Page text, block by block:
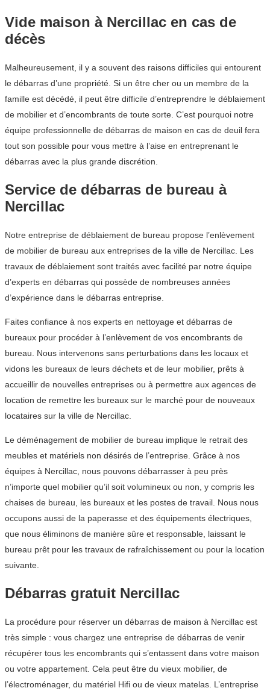
Vide maison à Nercillac en cas de
décès
Malheureusement, il y a souvent des raisons difficiles qui entourent
le débarras d’une propriété. Si un être cher ou un membre de la
famille est décédé, il peut être difficile d’entreprendre le déblaiement
de mobilier et d’encombrants de toute sorte. C’est pourquoi notre
équipe professionnelle de débarras de maison en cas de deuil fera
tout son possible pour vous mettre à l’aise en entreprenant le
débarras avec la plus grande discrétion.
Service de débarras de bureau à
Nercillac
Notre entreprise de déblaiement de bureau propose l’enlèvement
de mobilier de bureau aux entreprises de la ville de Nercillac. Les
travaux de déblaiement sont traités avec facilité par notre équipe
d’experts en débarras qui possède de nombreuses années
d’expérience dans le débarras entreprise.
Faites confiance à nos experts en nettoyage et débarras de
bureaux pour procéder à l’enlèvement de vos encombrants de
bureau. Nous intervenons sans perturbations dans les locaux et
vidons les bureaux de leurs déchets et de leur mobilier, prêts à
accueillir de nouvelles entreprises ou à permettre aux agences de
location de remettre les bureaux sur le marché pour de nouveaux
locataires sur la ville de Nercillac.
Le déménagement de mobilier de bureau implique le retrait des
meubles et matériels non désirés de l’entreprise. Grâce à nos
équipes à Nercillac, nous pouvons débarrasser à peu près
n’importe quel mobilier qu’il soit volumineux ou non, y compris les
chaises de bureau, les bureaux et les postes de travail. Nous nous
occupons aussi de la paperasse et des équipements électriques,
que nous éliminons de manière sûre et responsable, laissant le
bureau prêt pour les travaux de rafraîchissement ou pour la location
suivante.
Débarras gratuit Nercillac
La procédure pour réserver un débarras de maison à Nercillac est
très simple : vous chargez une entreprise de débarras de venir
récupérer tous les encombrants qui s’entassent dans votre maison
ou votre appartement. Cela peut être du vieux mobilier, de
l’électroménager, du matériel Hifi ou de vieux matelas. L’entreprise